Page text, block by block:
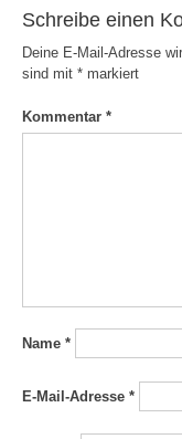
Schreibe einen
Deine E-Mail-Adresse
sind mit *markiert
Kommentar *
Name *
E-Mail-Adresse *